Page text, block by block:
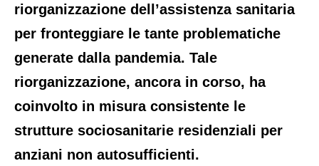
riorganizzazione dell’assistenza sanitaria
per fronteggiare le tante problematiche
generate dalla pandemia. Tale
riorganizzazione, ancora in corso, ha
coinvolto in misura consistente le
strutture sociosanitarie residenziali per
anziani non autosufficienti.